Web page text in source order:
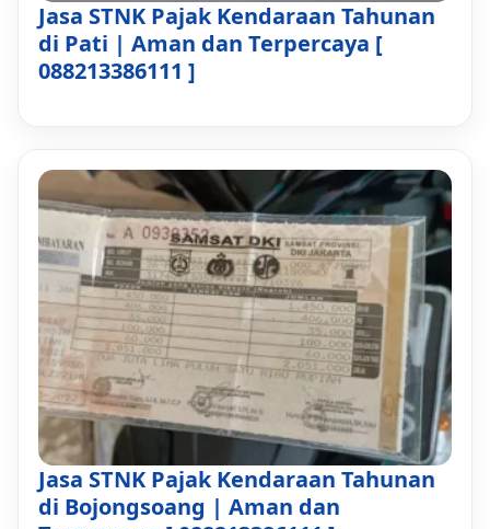
Jasa STNK Pajak Kendaraan Tahunan
di Pati | Aman dan Terpercaya [
088213386111 ]
Jasa STNK Pajak Kendaraan Tahunan
di Bojongsoang | Aman dan